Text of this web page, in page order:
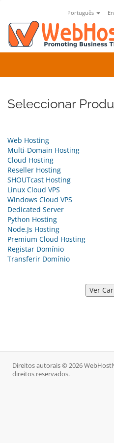
Português
Seleccionar
Web Hosting
Multi-Domain Hosting
Cloud Hosting
Reseller Hosting
SHOUTcast Hosting
Linux Cloud VPS
Windows Cloud VPS
Dedicated Server
Python Hosting
Node.Js Hosting
Premium Cloud Hosting
Registar Domínio
Transferir Domínio
Direitos autorais © 2026
direitos reservados.